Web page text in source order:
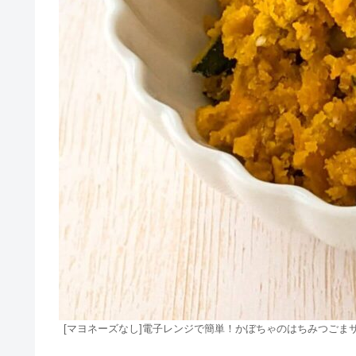
[マヨネーズなし]電子レンジで簡単！かぼちゃのはちみつごま